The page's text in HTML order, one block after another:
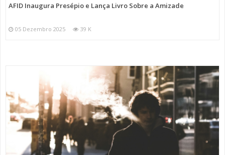
AFID Inaugura Presépio e Lança Livro Sobre a Amizade
05 Dezembro 2025 39 K